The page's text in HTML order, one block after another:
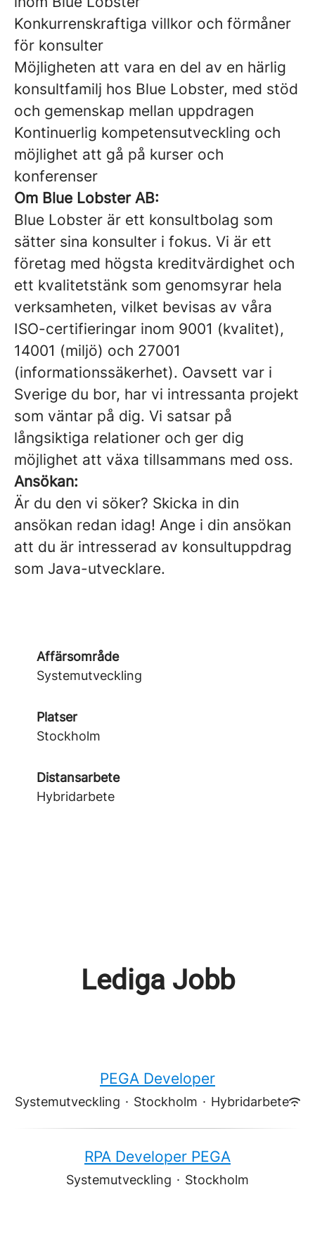
Konkurrenskraftiga villkor och förmåner
för konsulter
Möjligheten att vara en del av en härlig
konsultfamilj hos Blue Lobster, med stöd
och gemenskap mellan uppdragen
Kontinuerlig kompetensutveckling och
möjlighet att gå på kurser och
konferenser
Om Blue Lobster AB:
Blue Lobster är ett konsultbolag som
sätter sina konsulter i fokus. Vi är ett
företag med högsta kreditvärdighet och
ett kvalitetstänk som genomsyrar hela
verksamheten, vilket bevisas av våra
ISO-certifieringar inom 9001 (kvalitet),
14001 (miljö) och 27001
(informationssäkerhet). Oavsett var i
Sverige du bor, har vi intressanta projekt
som väntar på dig. Vi satsar på
långsiktiga relationer och ger dig
möjlighet att växa tillsammans med oss.
Ansökan:
Är du den vi söker? Skicka in din
ansökan redan idag! Ange i din ansökan
att du är intresserad av konsultuppdrag
som Java-utvecklare.
Affärsområde
Systemutveckling
Platser
Stockholm
Distansarbete
Hybridarbete
Lediga Jobb
PEGA Developer
Systemutveckling · Stockholm · Hybridarbete
RPA Developer PEGA
Systemutveckling · Stockholm